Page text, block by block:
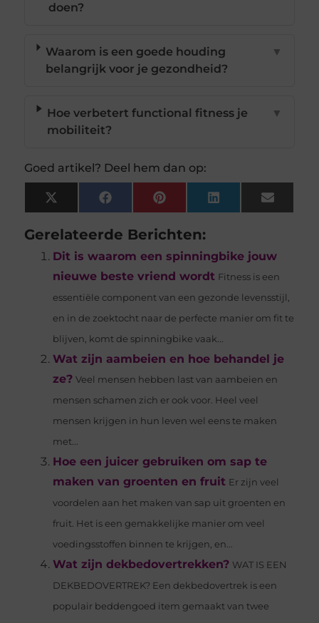
doen?
Waarom is een goede houding
belangrijk voor je gezondheid?
▼
Hoe verbetert functional fitness je
mobiliteit?
▼
Goed artikel? Deel hem dan op:
X
(Twitter)
FacebookPinterestLinkedInEmail
Gerelateerde Berichten:
Dit is waarom een spinningbike jouw
nieuwe beste vriend wordt Fitness is een
essentiële component van een gezonde levensstijl,
en in de zoektocht naar de perfecte manier om fit te
blijven, komt de spinningbike vaak...
Wat zijn aambeien en hoe behandel je
ze? Veel mensen hebben last van aambeien en
mensen schamen zich er ook voor. Heel veel
mensen krijgen in hun leven wel eens te maken
met...
Hoe een juicer gebruiken om sap te
maken van groenten en fruit Er zijn veel
voordelen aan het maken van sap uit groenten en
fruit. Het is een gemakkelijke manier om veel
voedingsstoffen binnen te krijgen, en...
Wat zijn dekbedovertrekken? WAT IS EEN
DEKBEDOVERTREK? Een dekbedovertrek is een
populair beddengoed item gemaakt van twee